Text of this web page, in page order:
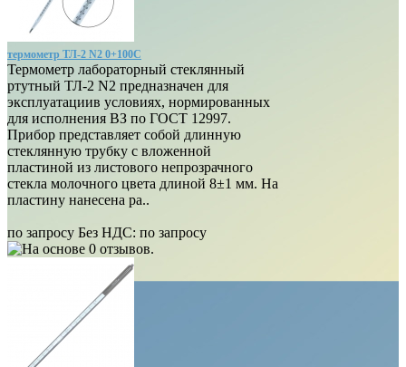
термометр ТЛ-2 N2 0+100С
Термометр лабораторный стеклянный
ртутный ТЛ-2 N2 предназначен для
эксплуатациив условиях, нормированных
для исполнения ВЗ по ГОСТ 12997.
Прибор представляет собой длинную
стеклянную трубку с вложенной
пластиной из листового непрозрачного
стекла молочного цвета длиной 8±1 мм. На
пластину нанесена ра..
по запросу Без НДС: по запросу